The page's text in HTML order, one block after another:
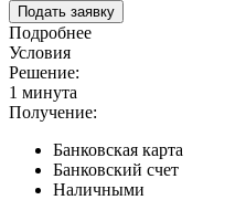
Подать заявку
Подробнее
Условия
Решение:
1 минута
Получение:
Банковская карта
Банковский счет
Наличными